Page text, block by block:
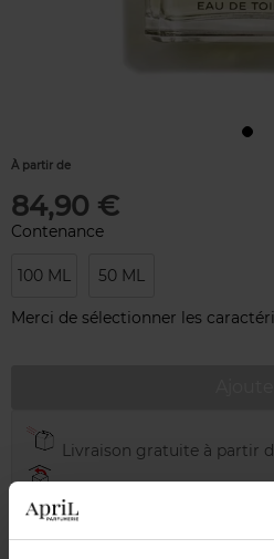
À partir de
84,90 €
Contenance
100 ML 50 ML
Merci de sélectionner les
Livraison gratuite à partir
Emballage cadeau offert